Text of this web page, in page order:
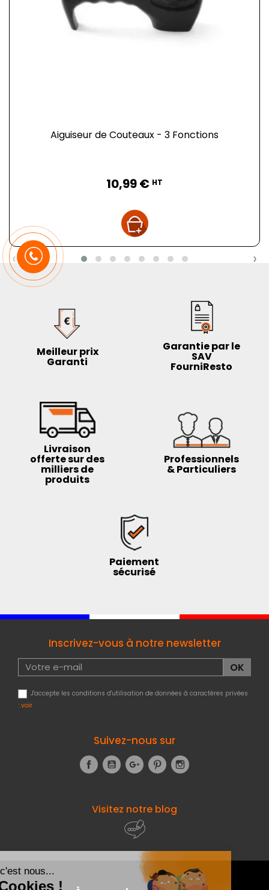
Aiguiseur de Couteaux - 3 Fonctions
10,99 € HT
‹ ›
Meilleur prix
Garanti
Garantie par le
SAV
FourniResto
Livraison
offerte sur des
milliers de
produits
Professionnels
& Particuliers
Paiement
sécurisé
Inscrivez-vous à notre newsletter
J'accepte les conditions d'utilisation de données à caractères privées
: voir
Suivez-nous sur
FacebookYouTubeGoogle+Pinterest
Visitez notre blog